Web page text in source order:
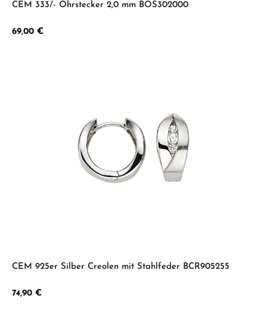
CEM 333/- Ohrstecker 2,0 mm BOS302000
Regulärer Preis:
69,00 €
CEM 925er Silber Creolen mit Stahlfeder BCR905255
Regulärer Preis:
74,90 €